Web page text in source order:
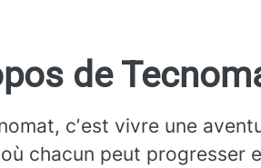
de
cʼest vivre une
chacun peut progresser